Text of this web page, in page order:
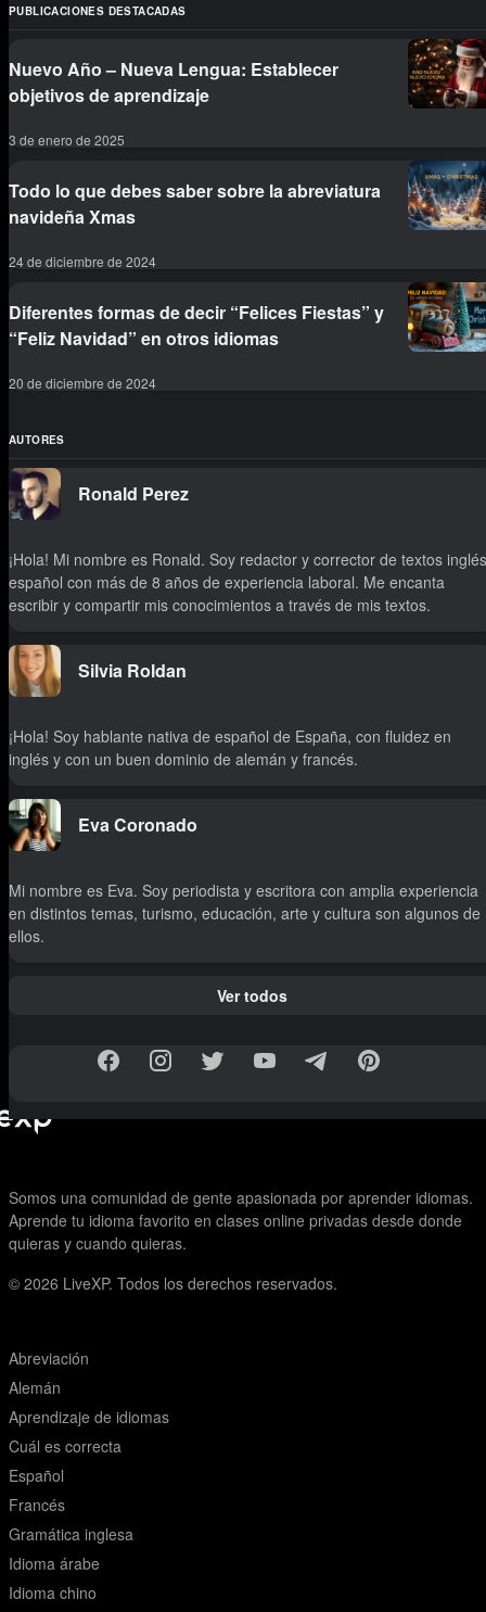
PUBLICACIONES DESTACADAS
Nuevo Año – Nueva Lengua: Establecer
objetivos de aprendizaje
3 de enero de 2025
Todo lo que debes saber sobre la abreviatura
navideña Xmas
24 de diciembre de 2024
Diferentes formas de decir “Felices Fiestas” y
“Feliz Navidad” en otros idiomas
20 de diciembre de 2024
AUTORES
Ronald Perez
¡Hola! Mi nombre es Ronald. Soy redactor y corrector de textos
español con más de 8 años de experiencia laboral. Me encanta
escribir y compartir mis conocimientos a través de mis textos.
Silvia Roldan
¡Hola! Soy hablante nativa de español de España, con fluidez en
inglés y con un buen dominio de alemán y francés.
Eva Coronado
Mi nombre es Eva. Soy periodista y escritora con amplia experiencia
en distintos temas, turismo, educación, arte y cultura son algunos de
ellos.
Ver todos
Somos una comunidad de gente apasionada por aprender idiomas.
Aprende tu idioma favorito en clases online privadas desde donde
quieras y cuando quieras.
© 2026 LiveXP. Todos los derechos reservados.
Abreviación
Alemán
Aprendizaje de idiomas
Cuál es correcta
Español
Francés
Gramática inglesa
Idioma árabe
Idioma chino